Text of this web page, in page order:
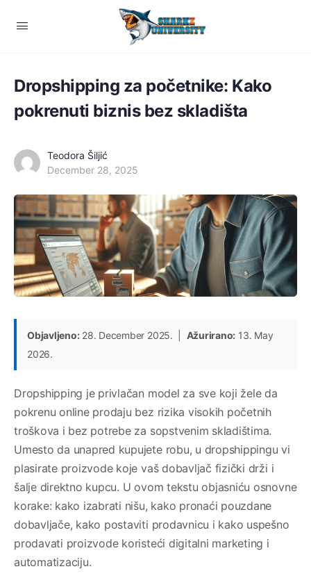
Dropshipping za početnike: Kako
pokrenuti biznis bez skladišta
Teodora Šiljić
December 28, 2025
Objavljeno:28. December 2025. | Ažurirano: 13. May
2026.
Dropshipping je privlačan model za sve koji žele da
pokrenu online prodaju bez rizika visokih početnih
troškova i bez potrebe za sopstvenim skladištima.
Umesto da unapred kupujete robu, u dropshippingu vi
plasirate proizvode koje vaš dobavljač fizički drži i
šalje direktno kupcu. U ovom tekstu objasniću osnovne
korake: kako izabrati nišu, kako pronaći pouzdane
dobavljače, kako postaviti prodavnicu i kako uspešno
prodavati proizvode koristeći digitalni marketing i
automatizaciju.